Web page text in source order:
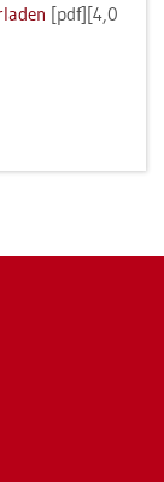
[pdf][4,0